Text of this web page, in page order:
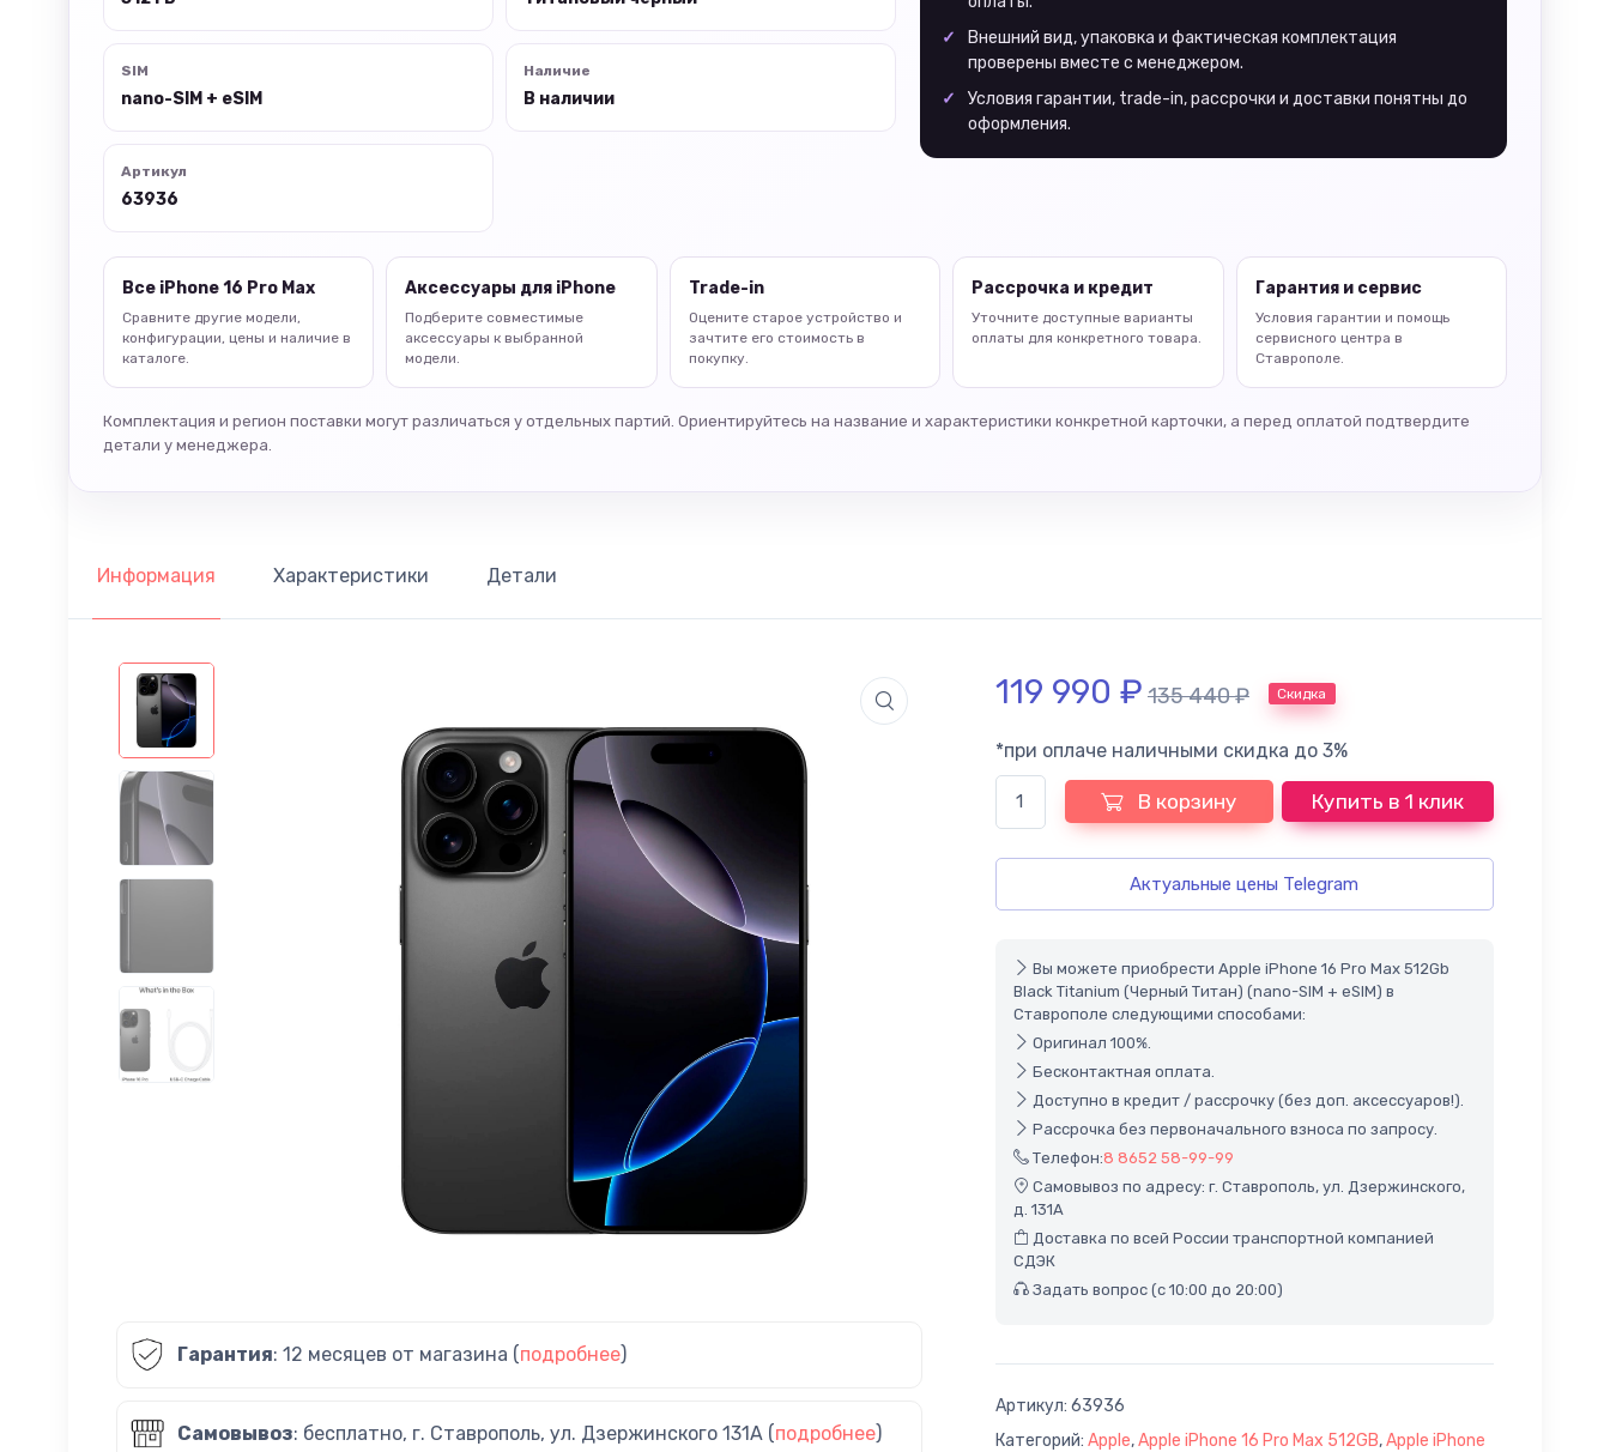
SIM
nano-SIM + eSIM
Наличие
В наличии
Артикул
63936
Внешний вид, упаковка и фактическая комплектация
проверены вместе с менеджером.
Условия гарантии, trade-in, рассрочки и доставки понятны до
оформления.
Все iPhone 16 Pro Max
Сравните другие модели,
конфигурации, цены и наличие в
каталоге.
Аксессуары для iPhone
Подберите совместимые
аксессуары к выбранной
модели.
Trade-in
Оцените старое устройство и
зачтите его стоимость в
покупку.
Рассрочка и кредит
Уточните доступные варианты
оплаты для конкретного товара.
Гарантия и сервис
Условия гарантии и помощь
сервисного центра в
Ставрополе.
Комплектация и регион поставки могут различаться у отдельных партий. Ориентируйтесь на название и характеристики конкретной карточки, а перед оплатой подтвердите
детали у менеджера.
Информация Характеристики Детали
Гарантия: 12 месяцев от магазина (подробнее)
Самовывоз: бесплатно, г. Ставрополь, ул. Дзержинского 131А (подробнее)
119 990 ₽ 135 440₽ Скидка
*при оплаче наличными скидка до 3%
В корзину Купить в 1 клик
Актуальные цены Telegram
Вы можете приобрести Apple iPhone 16 Pro Max 512Gb
Black Titanium (Черный Титан) (nano-SIM + eSIM) в
Ставрополе следующими способами:
Оригинал 100%.
Бесконтактная оплата.
Доступно в кредит / рассрочку (без доп. аксессуаров!).
Рассрочка без первоначального взноса по запросу.
Телефон:8 8652 58-99-99
Самовывоз по адресу: г. Ставрополь, ул. Дзержинского,
д. 131А
Доставка по всей России транспортной компанией
СДЭК
Задать вопрос (с 10:00 до 20:00)
Артикул: 63936
Категорий: Apple,Apple iPhone 16 Pro Max 512GB,Apple iPhone